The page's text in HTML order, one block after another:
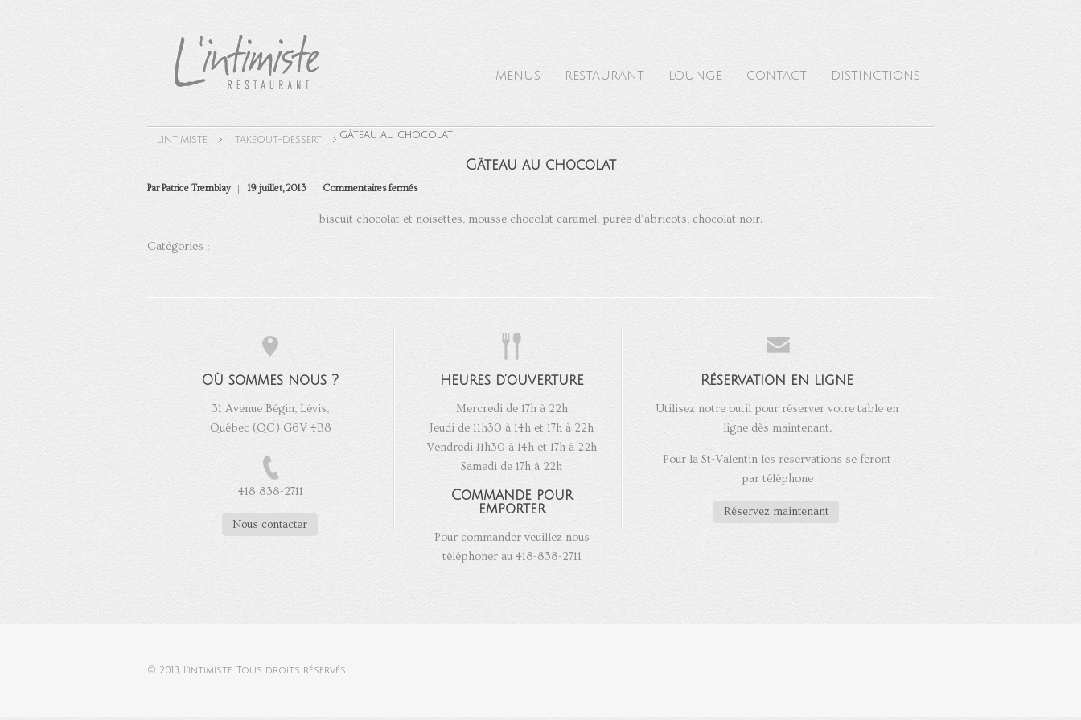
MENUS RESTAURANT LOUNGE CONTACT DISTINCTIONS
L'INTIMISTE TAKEOUT-DESSERT GÂTEAU AU CHOCOLAT
Gâteau au chocolat
Par Patrice Tremblay 19 juillet, 2013 Commentaires ferméssur
Gâteau
chocolat
biscuit chocolat et noisettes, mousse chocolat caramel, purée d’abricots, chocolat noir.
Catégories :
Où sommes nous ?
31 Avenue Bégin, Lévis,
Québec (QC) G6V 4B8
418 838-2711
Nous contacter
Heures d’ouverture
Mercredi de 17h à 22h
Jeudi de 11h30 à 14h et 17h à 22h
Vendredi 11h30 à 14h et 17h à 22h
Samedi de 17h à 22h
Commande pour
emporter
Pour commander veuillez nous
téléphoner au 418-838-2711
Réservation en ligne
Utilisez notre outil pour réserver votre table en
ligne dès maintenant.
Pour la St-Valentin les réservations se feront
par téléphone
Réservez maintenant
© 2013, L'intimiste. Tous droits réservés.